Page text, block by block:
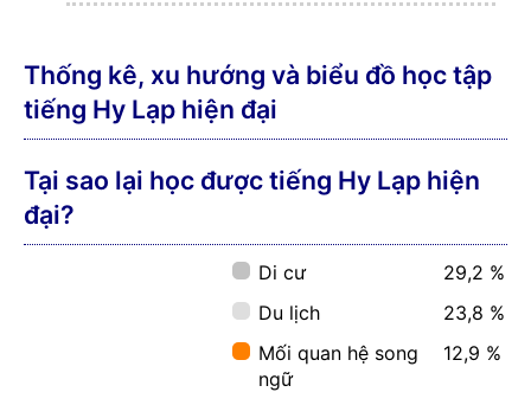
Thống kê, xu hướng và biểu đồ học tập
tiếng Hy Lạp hiện đại
Tại sao lại học được tiếng Hy Lạp hiện
đại?
Di cư
29,2 %
Du lịch
23,8 %
Mối quan hệ song
ngữ
12,9 %